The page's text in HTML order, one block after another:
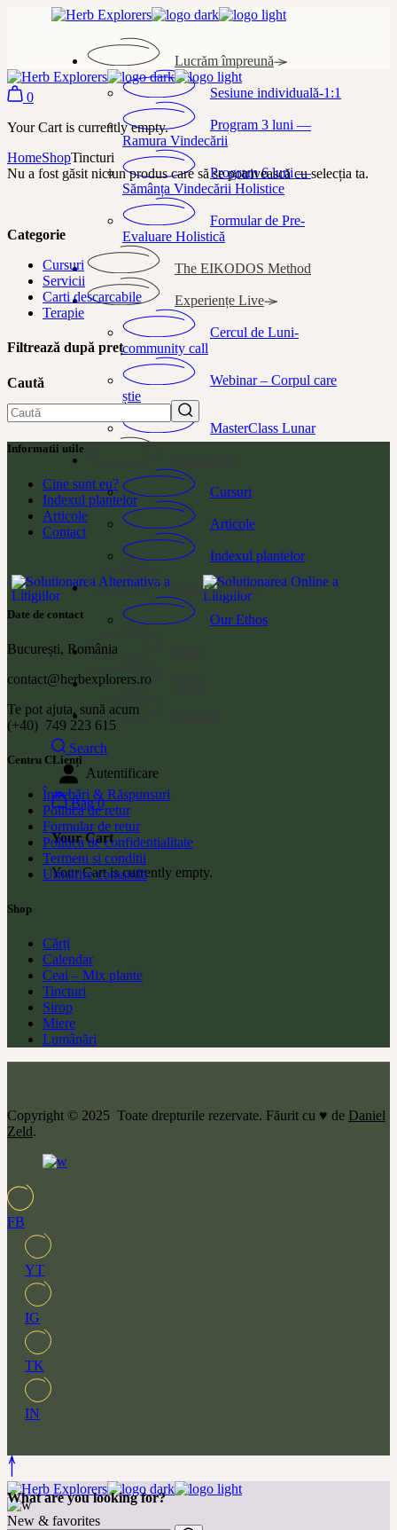
Lucrăm împreună
Sesiune individuală-1:1
Program 3 luni —
Ramura Vindecării
Program 6 luni —
Sămânța Vindecării Holistice
Formular de Pre-
Evaluare Holistică
The EIKODOS Method
Experiențe Live
Cercul de Luni-
community call
Webinar – Corpul care
știe
MasterClass Lunar
Cursuri
Articole
Indexul plantelor
Despre mine
Our Ethos
Search
Autentificare
Bag 0
Your Cart
Your Cart is currently empty.
0
Your Cart is currently empty.
HomeShopTincturi
Nu a fost găsit niciun produs care să se potrivească cu selecția ta.
Categorie
Cursuri
Servicii
Carti descarcabile
Terapie
Filtrează după preț
Caută
Caută
Informatii utile
Cine sunt eu?
Indexul plantelor
Articole
Contact
Date de contact
București, România
contact@herbexplorers.ro
Te pot ajuta, sună acum
(+40) 749 223 615
Centru CLienți
Întrebări & Răspunsuri
Politica de retur
Formular de retur
Politica de confidentialitate
Termeni si conditii
Urmărire comandă
Shop
Cărți
Calendar
Ceai – Mix plante
Tincturi
Sirop
Miere
Lumânări
Copyright © 2025 Toate drepturile rezervate. Făurit cu ♥ de Daniel
Zeld.
FB
YT
IG
TK
IN
What are you looking for?
New & favorites